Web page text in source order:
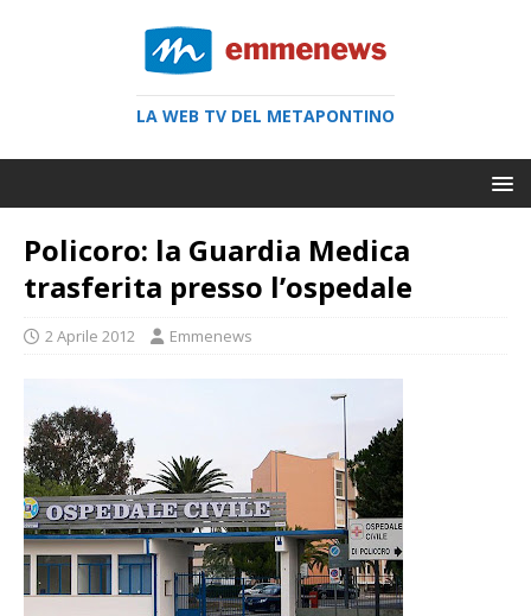
LA WEB TV DEL METAPONTINO
Policoro: la Guardia Medica
trasferita presso l’ospedale
2 Aprile 2012 Emmenews